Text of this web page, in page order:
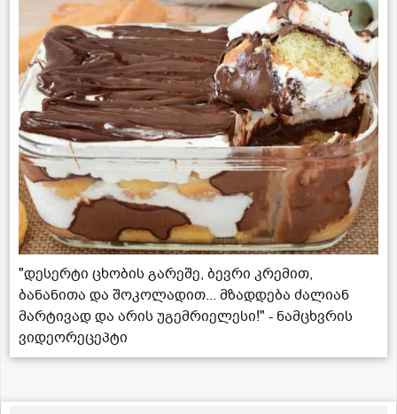
"დესერტი ცხობის გარეშე, ბევრი კრემით,
ბანანითა და შოკოლადით... მზადდება ძალიან
მარტივად და არის უგემრიელესი!" - ნამცხვრის
ვიდეორეცეპტი